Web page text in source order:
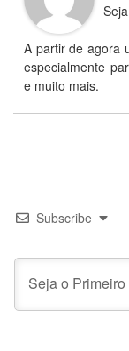
A partir de agora
especialmente
e muito mais.
Subscribe